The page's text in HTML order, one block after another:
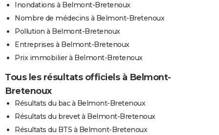
Inondations à Belmont-Bretenoux
Nombre de médecins à Belmont-Bretenoux
Pollution à Belmont-Bretenoux
Entreprises à Belmont-Bretenoux
Prix immobilier à Belmont-Bretenoux
Tous les résultats officiels à Belmont-
Bretenoux
Résultats du bac à Belmont-Bretenoux
Résultats du brevet à Belmont-Bretenoux
Résultats du BTS à Belmont-Bretenoux